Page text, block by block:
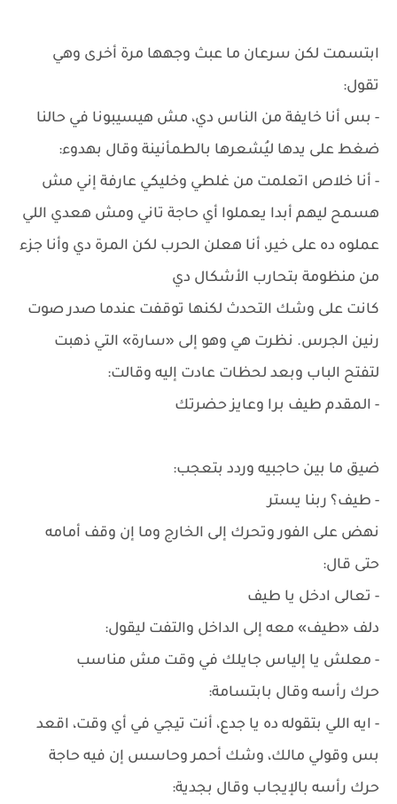
ابتسمت لكن سرعان ما عبث وجهها مرة أخرى وهي
تقول:
- بس أنا خايفة من الناس دي، مش هيسيبونا في حالنا
ضغط على يدها ليُشعرها بالطمأنينة وقال بهدوء:
- أنا خلاص اتعلمت من غلطي وخليكي عارفة إني مش
هسمح ليهم أبدا يعملوا أي حاجة تاني ومش هعدي اللي
عملوه ده على خير، أنا هعلن الحرب لكن المرة دي وأنا جزء
من منظومة بتحارب الأشكال دي
كانت على وشك التحدث لكنها توقفت عندما صدر صوت
رنين الجرس. نظرت هي وهو إلى «سارة» التي ذهبت
لتفتح الباب وبعد لحظات عادت إليه وقالت:
- المقدم طيف برا وعايز حضرتك
ضيق ما بين حاجبيه وردد بتعجب:
- طيف؟ ربنا يستر
نهض على الفور وتحرك إلى الخارج وما إن وقف أمامه
حتى قال:
- تعالى ادخل يا طيف
دلف «طيف» معه إلى الداخل والتفت ليقول:
- معلش يا إلياس جايلك في وقت مش مناسب
حرك رأسه وقال بابتسامة:
- ايه اللي بتقوله ده يا جدع، أنت تيجي في أي وقت، اقعد
بس وقولي مالك، وشك أحمر وحاسس إن فيه حاجة
حرك رأسه بالإيجاب وقال بجدية: